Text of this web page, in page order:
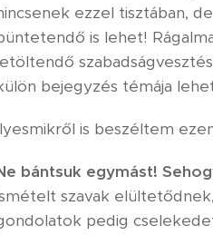
ezzel tisztában,
is lehet!
bejegyzés témája
is beszéltem
bántsuk egymást!
szavak
pedig